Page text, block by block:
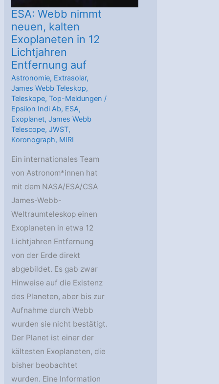
ESA: Webb nimmt
neuen, kalten
Exoplaneten in 12
Lichtjahren
Entfernung auf
Astronomie, Extrasolar,
James Webb Teleskop,
Teleskope,Top-Meldungen /
Epsilon Indi Ab, ESA,
Exoplanet,James Webb
Telescope,JWST,
Koronograph, MIRI
Ein internationales Team
von Astronom*innen hat
mit dem NASA/ESA/CSA
James-Webb-
Weltraumteleskop einen
Exoplaneten in etwa 12
Lichtjahren Entfernung
von der Erde direkt
abgebildet. Es gab zwar
Hinweise auf die Existenz
des Planeten, aber bis zur
Aufnahme durch Webb
wurden sie nicht bestätigt.
Der Planet ist einer der
kältesten Exoplaneten, die
bisher beobachtet
wurden. Eine Information